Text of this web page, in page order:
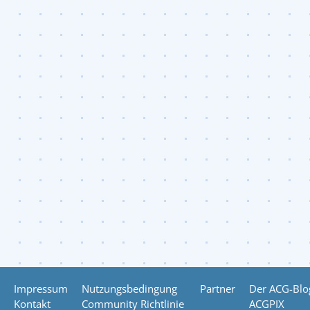
Impressum
Kontakt
Nutzungsbedingung
Community Richtlinie
Partner
Der ACG-
ACGPIX